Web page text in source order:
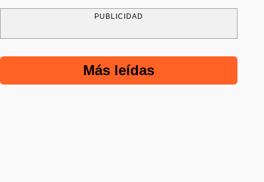
PUBLICIDAD
Más leídas